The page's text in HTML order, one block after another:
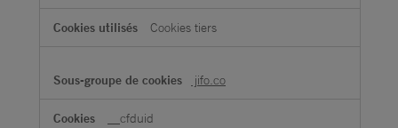
Cookies tiers
jifo.co
__cfduid